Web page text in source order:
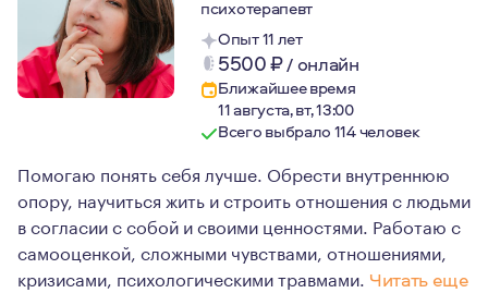
психотерапевт
Опыт 11 лет
5500₽/ онлайн
Ближайшее время
11 августа, вт, 13:00
Всего выбрало 114 человек
Помогаю понять себя лучше. Обрести внутреннюю
опору, научиться жить и строить отношения с людьми
в согласии с собой и своими ценностями. Работаю с
самооценкой, сложными чувствами, отношениями,
кризисами, психологическими травмами. Читать еще